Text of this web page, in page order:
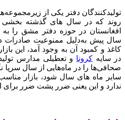
تولیدکنندگان دفتر یکی از
روند که در سال‌ های گذشته بخشی
افغانستان در حوزه دفتر مشق را به
سال پیش به‌دلیل ممنوعیت صادرات
کاغذ و کمبود آن به وجود آمد،‌ این
در سایه کرونا و تعطیلی مدارس
صحافی‌ها را در ماه‌هایی از سال سرپا
سایر ماه‌ های سال شود،‌ بازار
ندارد و این یعنی ضرر پشت ضرر برای